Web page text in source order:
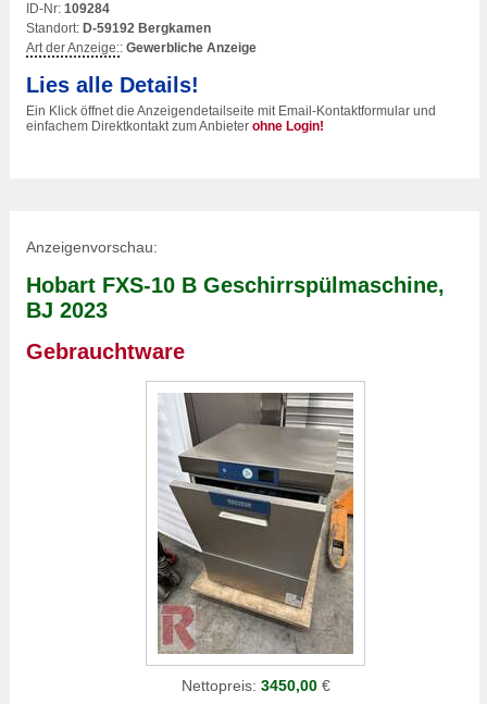
ID-Nr: 109284
Standort: D-59192 Bergkamen
Art der Anzeige:: Gewerbliche Anzeige
Lies alle Details!
Ein Klick öffnet die Anzeigendetailseite mit Email-Kontaktformular und
einfachem Direktkontakt zum Anbieter ohne Login!
Anzeigenvorschau:
Hobart FXS-10 B Geschirrspülmaschine,
BJ 2023
Gebrauchtware
Nettopreis: 3450,00€